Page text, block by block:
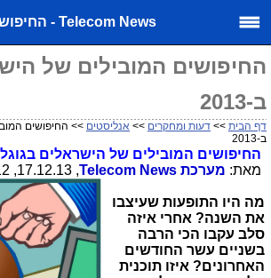
Telecom News - החיפושים המו...
החיפושים המובילים של
ב-2013
דף הבית >> דעות ומחקרים >> אנליסטים >> החיפושים
ב-2013
החיפושים המובילים של הישראלים בגוגל ב-
מאת: מערכת Telecom News
, 17.12.13, 17:12
מה היו התופעות שעיצבו
את השנה? אחרי איזה
סלב עקבו הכי הרבה
בשניים עשר החודשים
האחרונים? איזו תוכנית